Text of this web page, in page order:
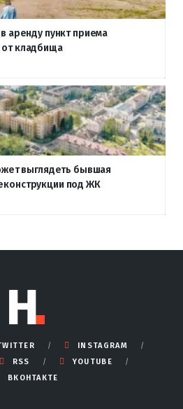
аренду пункт приема
кладбища
выглядеть бывшая
под ЖК
INSTAGRAM
RSS
YOUTUBE
ВКОНТАКТЕ